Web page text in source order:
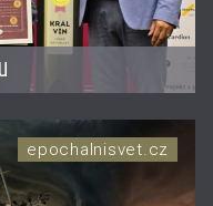
epochalnisvet.cz